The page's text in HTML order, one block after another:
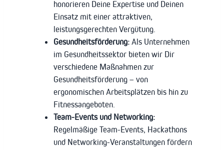
honorieren Deine Expertise und Deinen
Einsatz mit einer attraktiven,
leistungsgerechten Vergütung.
Gesundheitsförderung: Als Unternehmen
im Gesundheitssektor bieten wir Dir
verschiedene Maßnahmen zur
Gesundheitsförderung – von
ergonomischen Arbeitsplätzen bis hin zu
Fitnessangeboten.
Team-Events und Networking:
Regelmäßige Team-Events, Hackathons
und Networking-Veranstaltungen fördern